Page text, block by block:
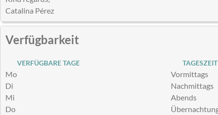
Catalina Pérez
Verfügbarkeit
VERFÜGBARE TAGE
Mo
Di
Mi
Do
TAGESZEIT
Vormittags
Nachmittags
Abends